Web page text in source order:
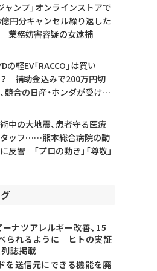
ャンプ」オンラインストアで
円分キャンセル繰り返した
業務妨害容疑の女逮捕
の軽EV「RACCO」は買い
補助金込みで200万円切
競合の日産・ホンダが受ける
中の大地震、患者守る医療
ッフ……熊本総合病院の動
反響 「プロの動き」「尊敬」
ーナツアレルギー改善、15
られるように ヒトの実証
誌掲載
を送信元にできる機能を廃